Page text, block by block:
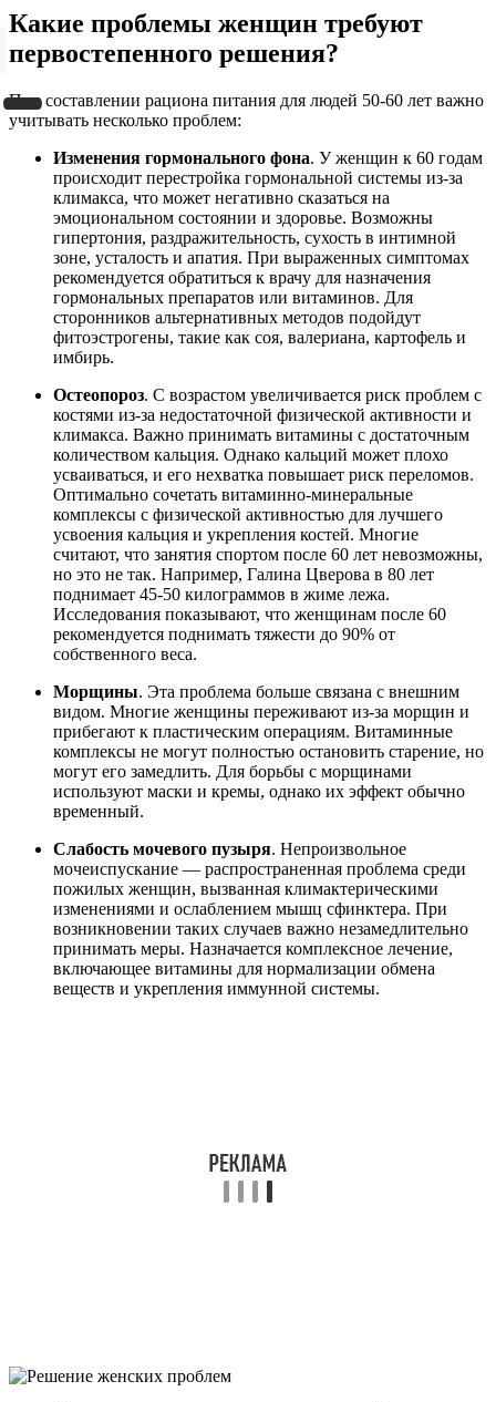
Какие проблемы женщин требуют
первостепенного решения?
При составлении рациона питания для людей 50-60 лет важно
учитывать несколько проблем:
Изменения гормонального фона. У женщин к 60 годам
происходит перестройка гормональной системы из-за
климакса, что может негативно сказаться на
эмоциональном состоянии и здоровье. Возможны
гипертония, раздражительность, сухость в интимной
зоне, усталость и апатия. При выраженных симптомах
рекомендуется обратиться к врачу для назначения
гормональных препаратов или витаминов. Для
сторонников альтернативных методов подойдут
фитоэстрогены, такие как соя, валериана, картофель и
имбирь.
Остеопороз. С возрастом увеличивается риск проблем с
костями из-за недостаточной физической активности и
климакса. Важно принимать витамины с достаточным
количеством кальция. Однако кальций может плохо
усваиваться, и его нехватка повышает риск переломов.
Оптимально сочетать витаминно-минеральные
комплексы с физической активностью для лучшего
усвоения кальция и укрепления костей. Многие
считают, что занятия спортом после 60 лет невозможны,
но это не так. Например, Галина Цверова в 80 лет
поднимает 45-50 килограммов в жиме лежа.
Исследования показывают, что женщинам после 60
рекомендуется поднимать тяжести до 90% от
собственного веса.
Морщины. Эта проблема больше связана с внешним
видом. Многие женщины переживают из-за морщин и
прибегают к пластическим операциям. Витаминные
комплексы не могут полностью остановить старение, но
могут его замедлить. Для борьбы с морщинами
используют маски и кремы, однако их эффект обычно
временный.
Слабость мочевого пузыря. Непроизвольное
мочеиспускание — распространенная проблема среди
пожилых женщин, вызванная климактерическими
изменениями и ослаблением мышц сфинктера. При
возникновении таких случаев важно незамедлительно
принимать меры. Назначается комплексное лечение,
включающее витамины для нормализации обмена
веществ и укрепления иммунной системы.